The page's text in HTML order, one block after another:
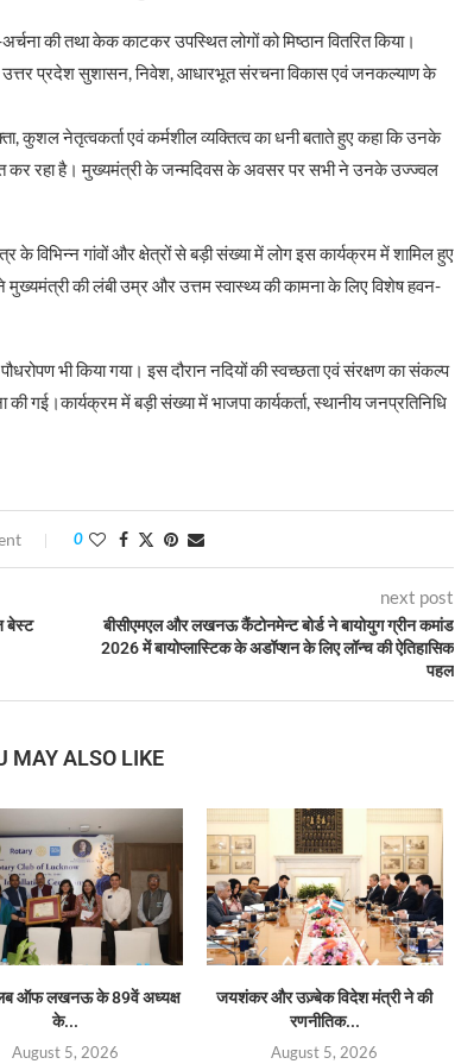
की तथा केक काटकर उपस्थित लोगों को मिष्ठान वितरित किया।
उत्तर प्रदेश सुशासन, निवेश, आधारभूत संरचना विकास एवं जनकल्याण के
कुशल नेतृत्वकर्ता एवं कर्मशील व्यक्तित्व का धनी बताते हुए कहा कि उनके
कर रहा है। मुख्यमंत्री के जन्मदिवस के अवसर पर सभी ने उनके उज्ज्वल
के विभिन्न गांवों और क्षेत्रों से बड़ी संख्या में लोग इस कार्यक्रम में शामिल हुए
की लंबी उम्र और उत्तम स्वास्थ्य की कामना के लिए विशेष हवन-
भी किया गया। इस दौरान नदियों की स्वच्छता एवं संरक्षण का संकल्प
गई।कार्यक्रम में बड़ी संख्या में भाजपा कार्यकर्ता, स्थानीय जनप्रतिनिधि
0
बेस्ट
next post
बीसीएमएल और लखनऊ कैंटोनमेन्ट बोर्ड ने बायोयुग ग्रीन कमांड
2026 में बायोप्लास्टिक के अडॉप्शन के लिए लॉन्च की ऐतिहासिक
पहल
MAY ALSO LIKE
ऑफ लखनऊ के 89वें अध्यक्ष
के...
August 5, 2026
जयशंकर और उज़्बेक विदेश मंत्री ने की
रणनीतिक...
August 5, 2026